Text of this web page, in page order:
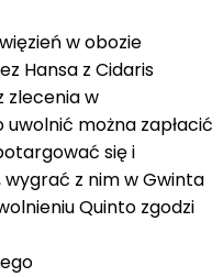
w obozie
Hansa z Cidaris
zlecenia w
można zapłacić
się i
z nim w Gwinta
Quinto zgodzi